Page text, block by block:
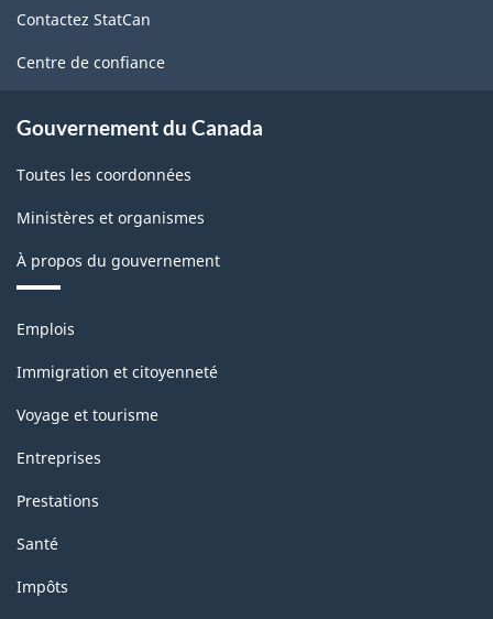
ce
site
Contactez StatCan
Centre de confiance
Gouvernement du Canada
Toutes les coordonnées
Ministères et organismes
À propos du gouvernement
Thèmes
sujets
Emplois
Immigration et citoyenneté
Voyage et tourisme
Entreprises
Prestations
Santé
Impôts